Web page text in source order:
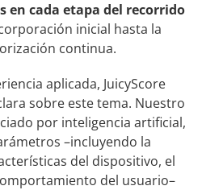
en cada etapa del recorrido
inicial hasta la
continua.
aplicada, JuicyScore
sobre este tema. Nuestro
por inteligencia artificial,
–incluyendo la
del dispositivo, el
del usuario–